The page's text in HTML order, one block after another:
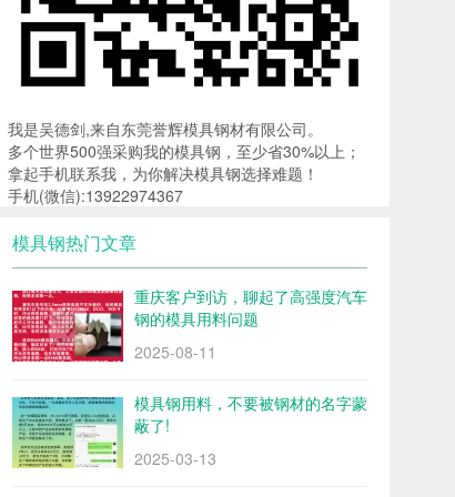
我是吴德剑,来自东莞誉辉模具钢材有限公司。
多个世界500强采购我的模具钢，至少省30%以上；
拿起手机联系我，为你解决模具钢选择难题！
手机(微信):13922974367
模具钢热门文章
重庆客户到访，聊起了高强度汽车
钢的模具用料问题
2025-08-11
模具钢用料，不要被钢材的名字蒙
蔽了!
2025-03-13